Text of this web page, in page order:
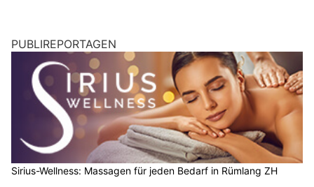
PUBLIREPORTAGEN
Sirius-Wellness: Massagen für jeden Bedarf in Rümlang ZH